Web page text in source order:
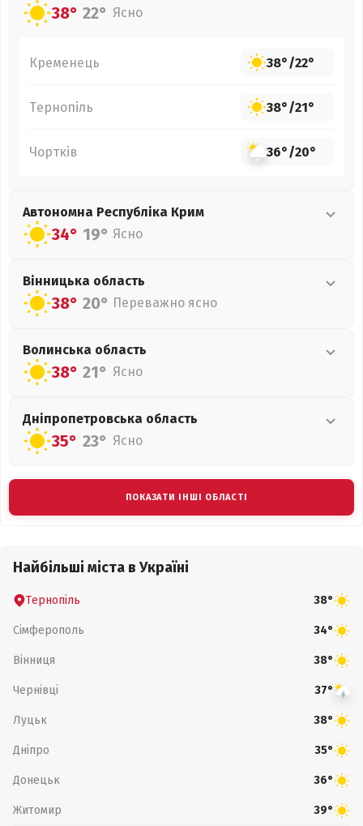
38° 22° Ясно
Кременець 38°/22°
Тернопіль 38°/21°
Чортків 36°/20°
Автономна Республіка Крим
34° 19° Ясно
Вінницька область
38° 20° Переважно ясно
Волинська область
38° 21° Ясно
Дніпропетровська область
35° 23° Ясно
ПОКАЗАТИ ІНШІ ОБЛАСТІ
Найбільші міста в Україні
Тернопіль 38°
Сімферополь 34°
Вінниця 38°
Чернівці 37°
Луцьк 38°
Дніпро 35°
Донецьк 36°
Житомир 39°